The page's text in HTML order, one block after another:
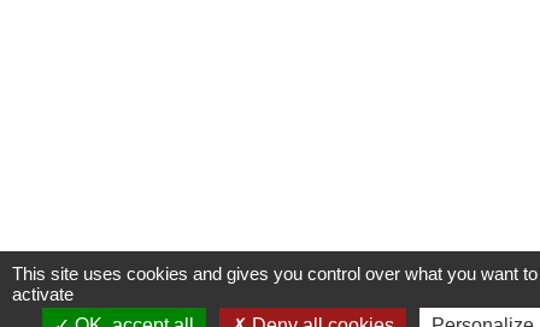
This site uses cookies and gives you control over what you want to
activate